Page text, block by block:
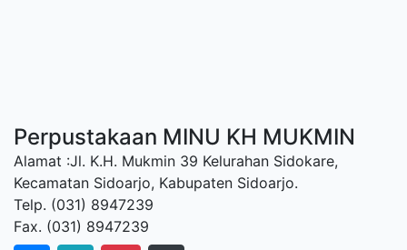
Perpustakaan MINU KH MUKMIN
Alamat :Jl. K.H. Mukmin 39 Kelurahan Sidokare,
Kecamatan Sidoarjo, Kabupaten Sidoarjo.
Telp. (031) 8947239
Fax. (031) 8947239